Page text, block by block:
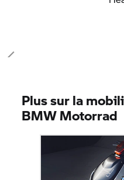
Plus sur la
BMW Motorrad